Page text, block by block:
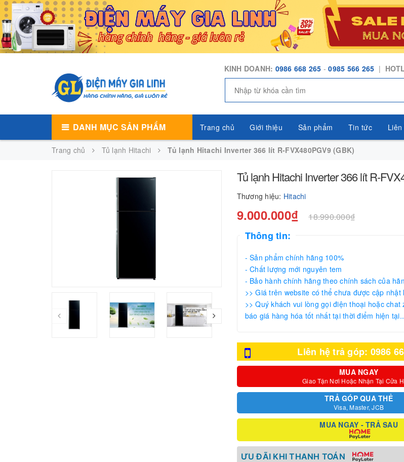
KINH DOANH: 0986 668 265 -0985 566 265 |
DANH MỤC SẢN PHẨM Trang chủ Giới thiệu Sản phẩm Tin tức
Trang chủ Tủ lạnh Hitachi Tủ lạnh Hitachi Inverter 366 lít R-FVX480PGV9 (GBK)
Tủ lạnh Hitachi Inverter 366 lít R-
Thương hiệu: Hitachi
9.000.000₫ 18.990.000₫
Thông tin:
- Sản phẩm chính hãng 100%
- Chất lượng mới nguyên tem
- Bảo hành chính hãng theo chính sách của
>> Giá trên website có thể chưa được cập nhật
>> Quý khách vui lòng gọi điện thoại hoặc
báo giá hàng hóa tốt nhất tại thời điểm hiện tại..
Liên hệ trả góp: 0986
MUA NGAY
Giao Tận Nơi Hoặc Nhận Tại Cửa
TRẢ GÓP QUA THẺ
Visa, Master, JCB
MUA NGAY - TRẢ SAU
ƯU ĐÃI KHI THANH TOÁN